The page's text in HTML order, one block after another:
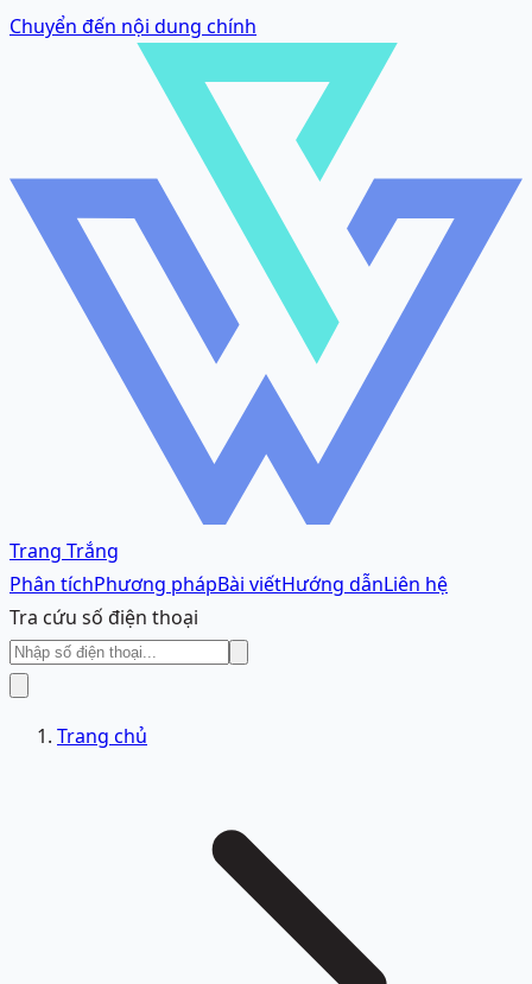
Chuyển đến nội dung chính
Trang Trắng
Phân tíchPhương phápBài viếtHướng dẫnLiên hệ
Tra cứu số điện thoại
Trang chủ